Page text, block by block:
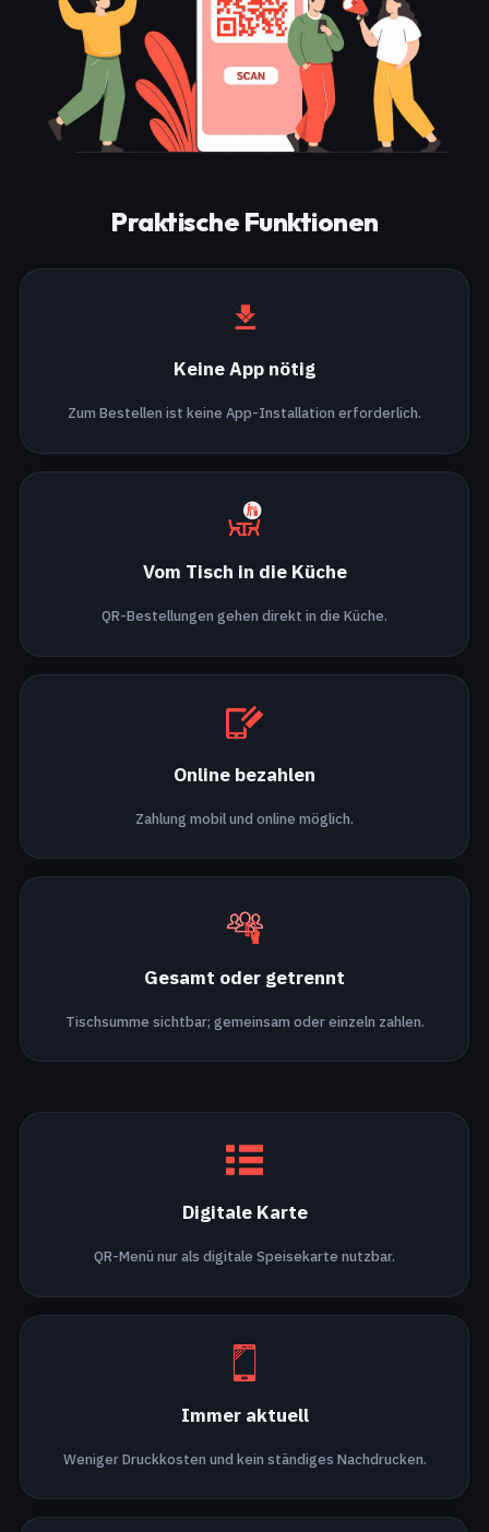
Praktische Funktionen
Keine App nötig
Zum Bestellen ist keine App-Installation erforderlich.
Vom Tisch in die Küche
QR-Bestellungen gehen direkt in die Küche.
Online bezahlen
Zahlung mobil und online möglich.
Gesamt oder getrennt
Tischsumme sichtbar; gemeinsam oder einzeln zahlen.
Digitale Karte
QR-Menü nur als digitale Speisekarte nutzbar.
Immer aktuell
Weniger Druckkosten und kein ständiges Nachdrucken.